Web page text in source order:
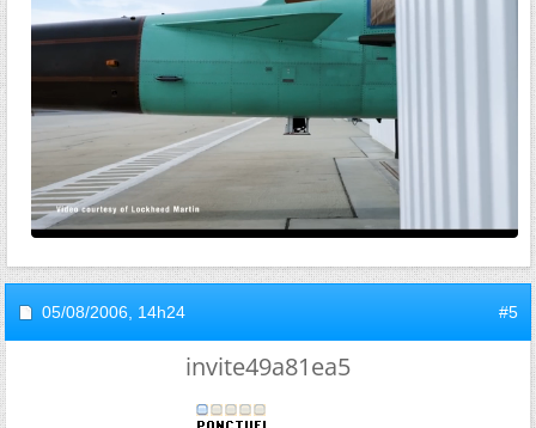
05/08/2006, 14h24 #5
invite49a81ea5